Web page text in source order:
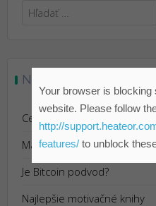
Hľadať:
NAJNOVŠIE ČLÁNKY
Cestovanie s Istotou:
Marketing pre reštaurácie
Je Bitcoin podvod?
Najlepšie motivačné knihy
Your browser is blocking
website. Please follow
http://
features/to unblock